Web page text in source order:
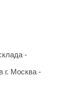
-
г. Москва -